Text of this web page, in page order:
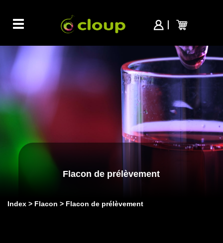
Toggle
navigation
Flacon de prélèvement
Index Flacon Flacon de prélèvement